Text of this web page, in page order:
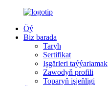
Öý
Biz barada
Taryh
Sertifikat
Işgärleri taýýarlamak
Zawodyň profili
Toparyň işjeňligi